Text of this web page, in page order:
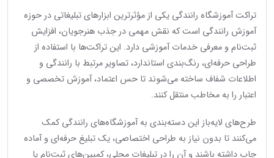
تراکت آموزشگاه رانندگی یکی از مؤثرترین ابزارهای تبلیغاتی در حوزه
آموزش رانندگی است که نقش مهمی در جذب هنرجویان، افزایش
ثبت‌نام و معرفی خدمات آموزشی دارد. این تراکت‌ها با استفاده از
طراحی حرفه‌ای، رنگ‌بندی استاندارد، تصاویر مرتبط با رانندگی و
اطلاعات شفاف ساخته می‌شوند تا حس اعتماد، آموزش تخصصی و
اعتبار را به مخاطب منتقل کنند.
طرح‌های لایه‌باز این دسته‌بندی به آموزشگاه‌های رانندگی کمک
می‌کنند تا بدون نیاز به طراحی اختصاصی، یک تبلیغ حرفه‌ای و آماده
چاپ داشته باشند و آن را در تبلیغات محلی، کمپین‌های ثبت‌نام یا